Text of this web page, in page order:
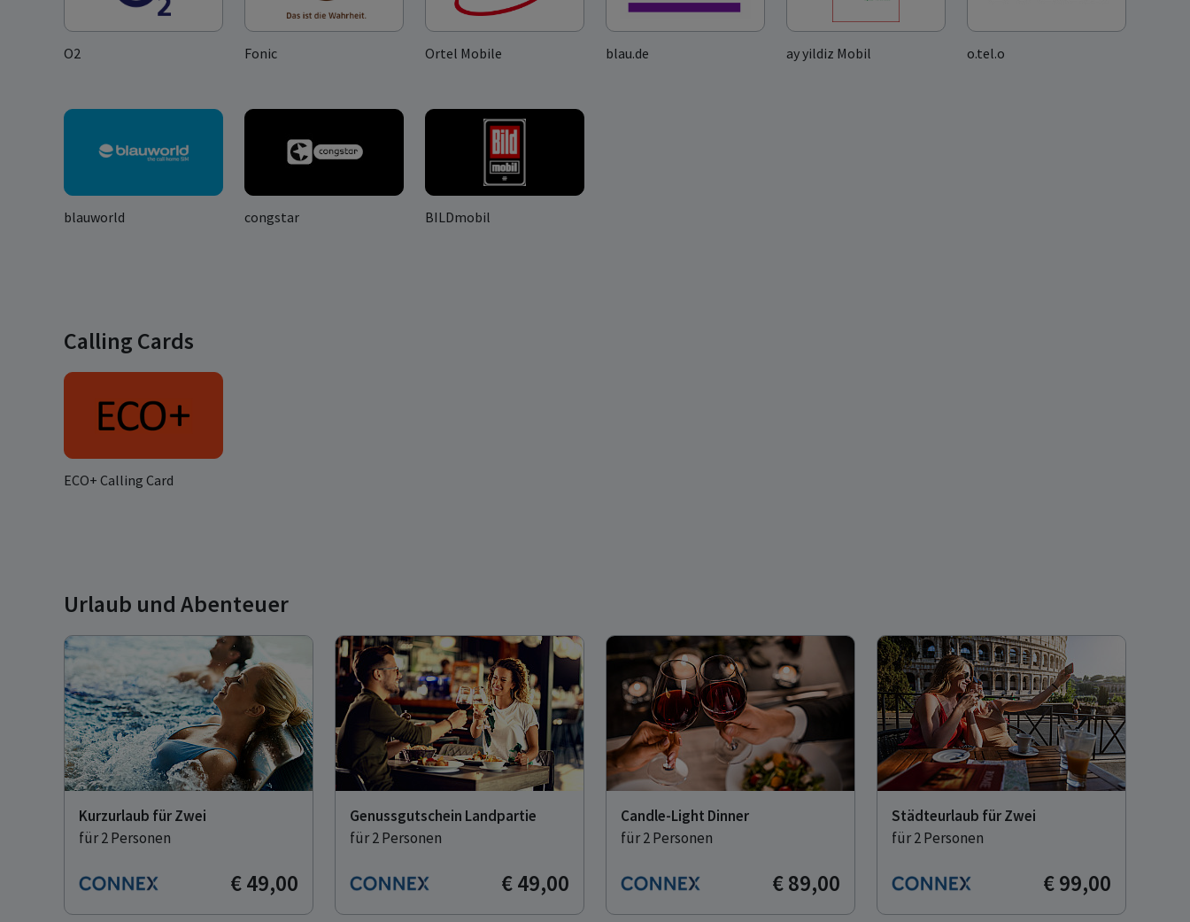
O2 Fonic Ortel Mobile blau.de ay yildiz Mobil o.tel.o
blauworld congstar BILDmobil
Calling Cards
ECO+ Calling Card
Urlaub und Abenteuer
Kurzurlaub für Zwei
für 2 Personen
€ 49,00
Genussgutschein Landpartie
für 2 Personen
€ 49,00
Candle-Light Dinner
für 2 Personen
€ 89,00
Städteurlaub für Zwei
für 2 Personen
€ 99,00